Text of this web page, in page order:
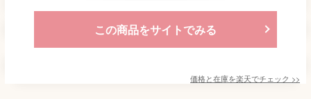
この商品をサイトでみる
価格と在庫を楽天でチェック >>